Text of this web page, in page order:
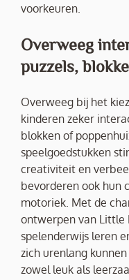
voorkeuren.
Overweeg
puzzels,
Overweeg bij het
kinderen zeker
blokken of
speelgoedstukken
creativiteit en
bevorderen ook hun
motoriek. Met de
ontwerpen van Little
spelenderwijs leren
zich urenlang
zowel leuk als